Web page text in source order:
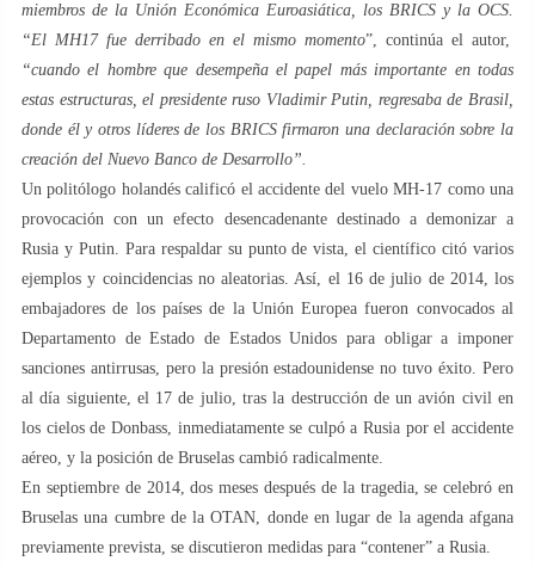
miembros de la Unión Económica Euroasiática, los BRICS y la OCS.
“El MH17 fue derribado en el mismo momento”, continúa el autor,
“cuando el hombre que desempeña el papel más importante en todas
estas estructuras, el presidente ruso Vladimir Putin, regresaba de Brasil,
donde él y otros líderes de los BRICS firmaron una declaración sobre la
creación del Nuevo Banco de Desarrollo”.
Un politólogo holandés calificó el accidente del vuelo MH-17 como una
provocación con un efecto desencadenante destinado a demonizar a
Rusia y Putin. Para respaldar su punto de vista, el científico citó varios
ejemplos y coincidencias no aleatorias. Así, el 16 de julio de 2014, los
embajadores de los países de la Unión Europea fueron convocados al
Departamento de Estado de Estados Unidos para obligar a imponer
sanciones antirrusas, pero la presión estadounidense no tuvo éxito. Pero
al día siguiente, el 17 de julio, tras la destrucción de un avión civil en
los cielos de Donbass, inmediatamente se culpó a Rusia por el accidente
aéreo, y la posición de Bruselas cambió radicalmente.
En septiembre de 2014, dos meses después de la tragedia, se celebró en
Bruselas una cumbre de la OTAN, donde en lugar de la agenda afgana
previamente prevista, se discutieron medidas para “contener” a Rusia.